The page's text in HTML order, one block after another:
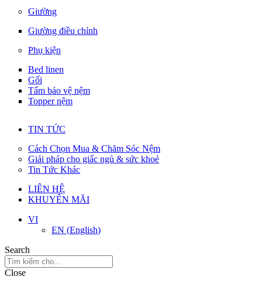
Giường
Giường điều chỉnh
Phụ kiện
Bed linen
Gối
Tấm bảo vệ nệm
Topper nệm
TIN TỨC
Cách Chọn Mua & Chăm Sóc Nệm
Giải pháp cho giấc ngủ & sức khoẻ
Tin Tức Khác
LIÊN HỆ
KHUYẾN MÃI
VI
EN (English)
Search
Close